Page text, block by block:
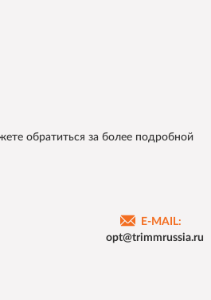
обратиться за более подробной
E-MAIL:
opt@trimmrussia.ru